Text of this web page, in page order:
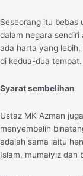
Seseorang itu bebas
dalam negara sendiri
ada harta yang
di kedua-dua tempat.
Syarat sembelihan
Ustaz MK Azman
menyembelih
adalah sama iaitu
Islam, mumaiyiz dan